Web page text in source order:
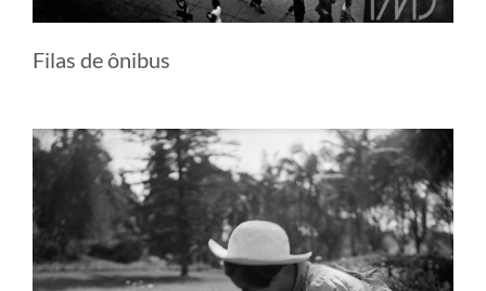
Filas de ônibus